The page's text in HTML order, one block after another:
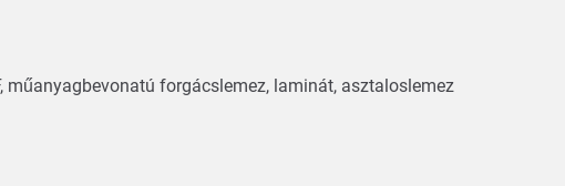
műanyagbevonatú forgácslemez, laminát, asztaloslemez